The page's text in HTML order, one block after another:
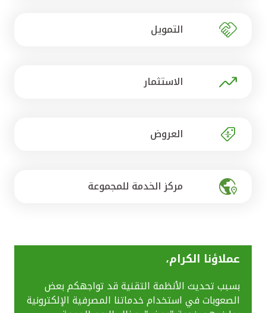
مصر
التمويل
الاستثمار
العروض
مركز الخدمة للمجموعة
عملاؤنا الكرام،
بسبب تحديث الأنظمة التقنية قد تواجهكم بعض
الصعوبات في استخدام خدماتنا المصرفية الإلكترونية